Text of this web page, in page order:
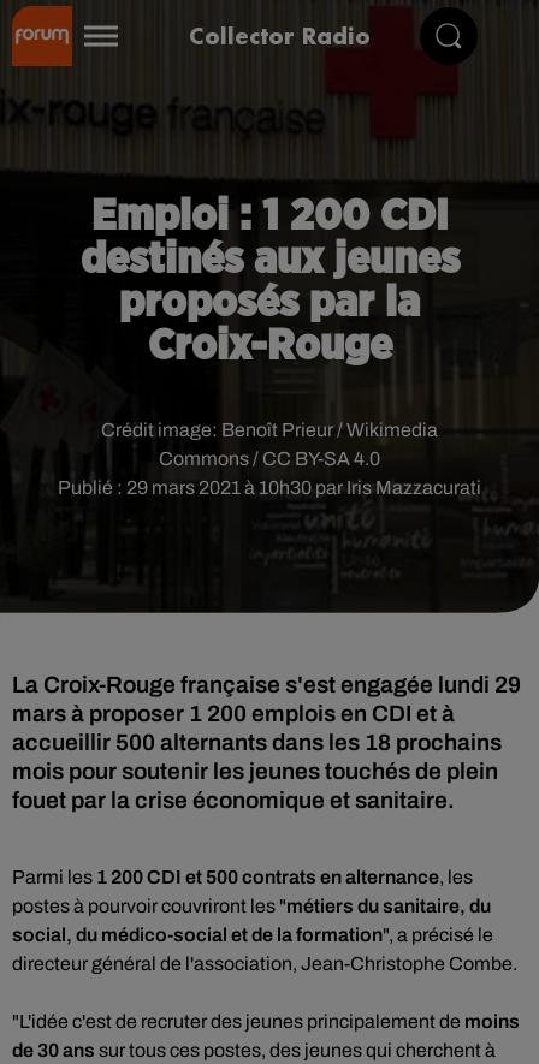
Collector Radio
Emploi : 1 200 CDI
destinés aux jeunes
proposés par la
Croix-Rouge
Publié : 29 mars 2021 à 10h30 par Iris Mazzacurati
Crédit image: Benoît Prieur / Wikimedia
Commons / CC BY-SA 4.0
La Croix-Rouge française s'est engagée lundi 29
mars à proposer 1 200 emplois en CDI et à
accueillir 500 alternants dans les 18 prochains
mois pour soutenir les jeunes touchés de plein
fouet par la crise économique et sanitaire.
Parmi les 1 200 CDI et 500 contrats en alternance, les
postes à pourvoir couvriront les "métiers du sanitaire, du
social, du médico-social et de la formation", a précisé le
directeur général de l'association, Jean-Christophe Combe.
"L'idée c'est de recruter des jeunes principalement de moins
de 30 ans sur tous ces postes, des jeunes qui cherchent à